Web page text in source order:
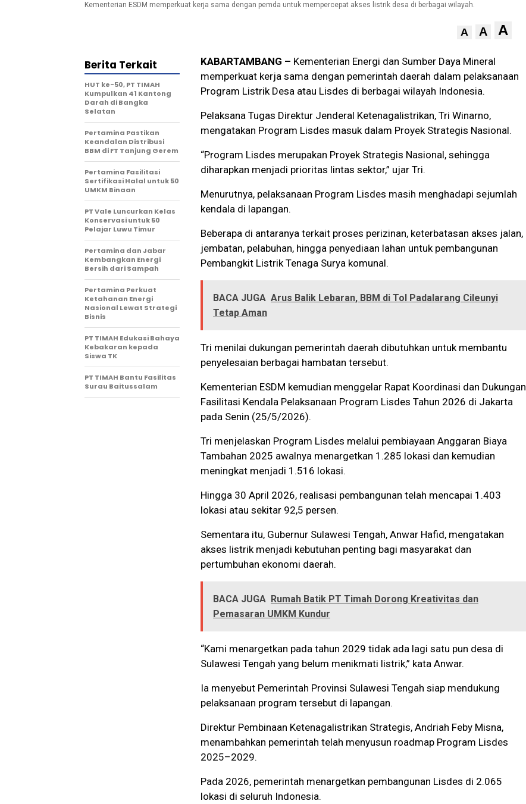
Kementerian ESDM memperkuat kerja sama dengan pemda untuk mempercepat akses listrik desa di berbagai wilayah.
A A A
KABARTAMBANG – Kementerian Energi dan Sumber Daya Mineral
memperkuat kerja sama dengan pemerintah daerah dalam pelaksanaan
Program Listrik Desa atau Lisdes di berbagai wilayah Indonesia.
Pelaksana Tugas Direktur Jenderal Ketenagalistrikan, Tri Winarno,
mengatakan Program Lisdes masuk dalam Proyek Strategis Nasional.
“Program Lisdes merupakan Proyek Strategis Nasional, sehingga
diharapkan menjadi prioritas lintas sektor,” ujar Tri.
Menurutnya, pelaksanaan Program Lisdes masih menghadapi sejumlah
kendala di lapangan.
Beberapa di antaranya terkait proses perizinan, keterbatasan akses jalan,
jembatan, pelabuhan, hingga penyediaan lahan untuk pembangunan
Pembangkit Listrik Tenaga Surya komunal.
BACA JUGA Arus Balik Lebaran, BBM di Tol Padalarang Cileunyi
Tetap Aman
Tri menilai dukungan pemerintah daerah dibutuhkan untuk membantu
penyelesaian berbagai hambatan tersebut.
Kementerian ESDM kemudian menggelar Rapat Koordinasi dan Dukungan
Fasilitasi Kendala Pelaksanaan Program Lisdes Tahun 2026 di Jakarta
pada Senin (25/5/2026).
Tri menjelaskan Program Lisdes melalui pembiayaan Anggaran Biaya
Tambahan 2025 awalnya menargetkan 1.285 lokasi dan kemudian
meningkat menjadi 1.516 lokasi.
Hingga 30 April 2026, realisasi pembangunan telah mencapai 1.403
lokasi atau sekitar 92,5 persen.
Sementara itu, Gubernur Sulawesi Tengah, Anwar Hafid, mengatakan
akses listrik menjadi kebutuhan penting bagi masyarakat dan
pertumbuhan ekonomi daerah.
BACA JUGA Rumah Batik PT Timah Dorong Kreativitas dan
Pemasaran UMKM Kundur
“Kami menargetkan pada tahun 2029 tidak ada lagi satu pun desa di
Sulawesi Tengah yang belum menikmati listrik,” kata Anwar.
Ia menyebut Pemerintah Provinsi Sulawesi Tengah siap mendukung
pelaksanaan program tersebut di lapangan.
Direktur Pembinaan Ketenagalistrikan Strategis, Andriah Feby Misna,
menambahkan pemerintah telah menyusun roadmap Program Lisdes
2025–2029.
Pada 2026, pemerintah menargetkan pembangunan Lisdes di 2.065
lokasi di seluruh Indonesia.
Berita Terkait
HUT ke-50, PT TIMAH
Kumpulkan 41 Kantong
Darah di Bangka
Selatan
Pertamina Pastikan
Keandalan Distribusi
BBM di FT Tanjung Gerem
Pertamina Fasilitasi
Sertifikasi Halal untuk 50
UMKM Binaan
PT Vale Luncurkan Kelas
Konservasi untuk 50
Pelajar Luwu Timur
Pertamina dan Jabar
Kembangkan Energi
Bersih dari Sampah
Pertamina Perkuat
Ketahanan Energi
Nasional Lewat Strategi
Bisnis
PT TIMAH Edukasi Bahaya
Kebakaran kepada
Siswa TK
PT TIMAH Bantu Fasilitas
Surau Baitussalam